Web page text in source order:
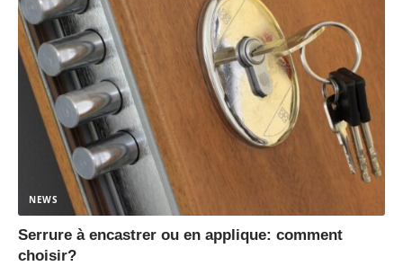
NEWS
Serrure à encastrer ou en applique: comment
choisir?